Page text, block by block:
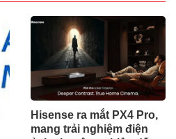
Hisense ra mắt PX4 Pro,
mang trải nghiệm điện